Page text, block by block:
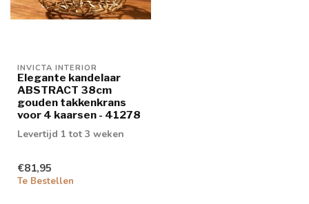
INVICTA INTERIOR
Elegante kandelaar
ABSTRACT 38cm
gouden takkenkrans
voor 4 kaarsen - 41278
Levertijd 1 tot 3 weken
€81,95
Te Bestellen